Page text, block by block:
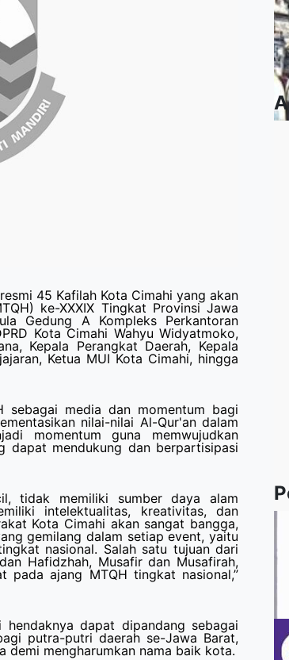
45 Kafilah Kota Cimahi yang akan
ke-XXXIX Tingkat Provinsi Jawa
Gedung A Kompleks Perkantoran
Kota Cimahi Wahyu Widyatmoko,
Kepala Perangkat Daerah, Kepala
Ketua MUI Kota Cimahi, hingga
sebagai media dan momentum bagi
nilai-nilai Al-Qur'an dalam
momentum guna memwujudkan
dapat mendukung dan berpartisipasi
tidak memiliki sumber daya alam
intelektualitas, kreativitas, dan
Kota Cimahi akan sangat bangga,
gemilang dalam setiap event, yaitu
nasional. Salah satu tujuan dari
Hafidzhah, Musafir dan Musafirah,
ajang MTQH tingkat nasional,”
dapat dipandang sebagai
putra-putri daerah se-Jawa Barat,
demi mengharumkan nama baik kota.